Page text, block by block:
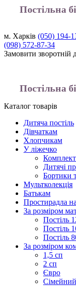
Постільна
м. Харків (050) 194-
(098) 572-87-34
Замовити зворотній
Постільна
Каталог товарів
Дитяча постіль
Дівчаткам
Хлопчикам
У ліжечко
Дитячі
Бортики
Мультколекція
Батькам
Простирадла
За розміром
Постіль
Постіль
Постіль
За розміром
1,5 сп
2 сп
Євро
Сімейний